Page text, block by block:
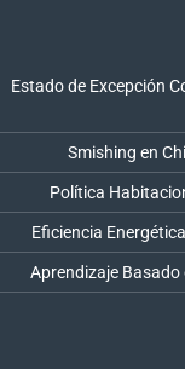
Estado de Excepción
Smishing en
Política
Eficiencia
Aprendizaje Basado